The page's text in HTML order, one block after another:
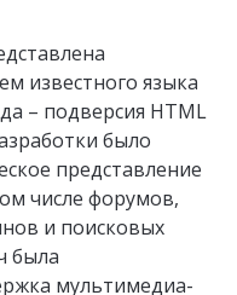
известного языка
– подверсия HTML
было
представление
числе форумов,
и поисковых
была
мультимедиа-